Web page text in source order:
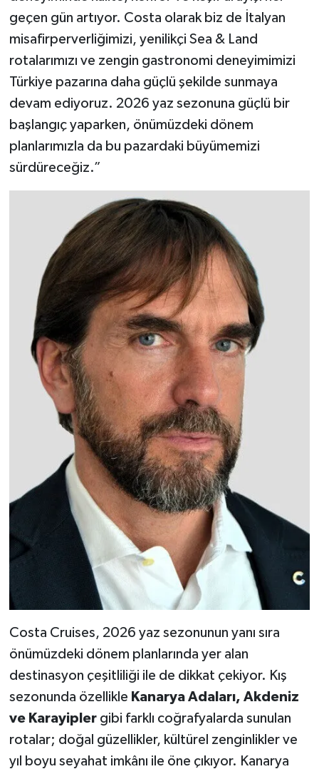
geçen gün artıyor. Costa olarak biz de İtalyan
misafirperverliğimizi, yenilikçi Sea & Land
rotalarımızı ve zengin gastronomi deneyimimizi
Türkiye pazarına daha güçlü şekilde sunmaya
devam ediyoruz. 2026 yaz sezonuna güçlü bir
başlangıç yaparken, önümüzdeki dönem
planlarımızla da bu pazardaki büyümemizi
sürdüreceğiz.”
Costa Cruises, 2026 yaz sezonunun yanı sıra
önümüzdeki dönem planlarında yer alan
destinasyon çeşitliliği ile de dikkat çekiyor. Kış
sezonunda özellikle Kanarya Adaları, Akdeniz
ve Karayiplergibi farklı coğrafyalarda sunulan
rotalar; doğal güzellikler, kültürel zenginlikler ve
yıl boyu seyahat imkânı ile öne çıkıyor. Kanarya